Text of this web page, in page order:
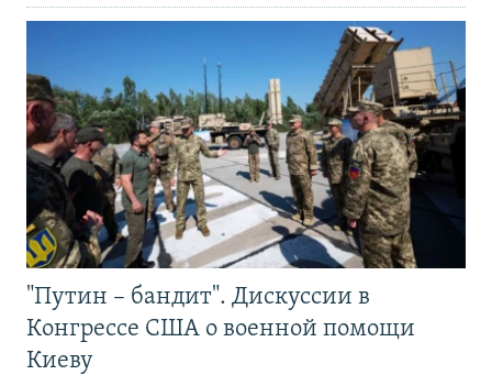
"Путин – бандит". Дискуссии в
Конгрессе США о военной помощи
Киеву